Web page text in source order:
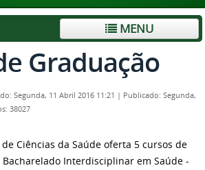
MENU
Graduação
Segunda, 11 Abril 2016 11:21 | Publicado: Segunda,
38027
Ciências da Saúde oferta 5 cursos de
Bacharelado Interdisciplinar em Saúde -